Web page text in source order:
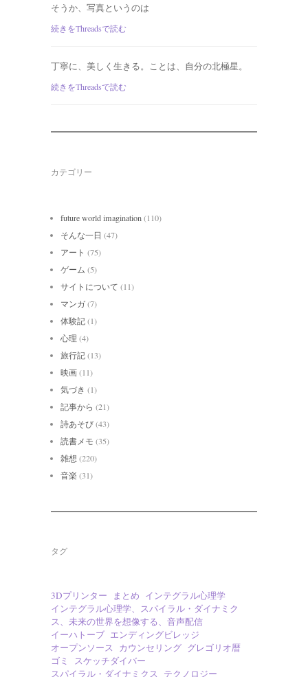
そうか、写真というのは
続きをThreadsで読む
丁寧に、美しく生きる。ことは、自分の北極星。
続きをThreadsで読む
カテゴリー
future world imagination(110)
そんな一日 (47)
アート (75)
ゲーム (5)
サイトについて (11)
マンガ(7)
体験記(1)
心理 (4)
旅行記(13)
映画(11)
気づき (1)
記事から (21)
詩あそび(43)
読書メモ (35)
雑想 (220)
音楽 (31)
タグ
3Dプリンター まとめ インテグラル心理学
インテグラル心理学、スパイラル・ダイナミク
ス、未来の世界を想像する、音声配信
イーハトーブ エンディングビレッジ
オープンソース
カウンセリング グレゴリオ暦
ゴミ
スケッチダイバー
スパイラル・ダイナミクス
テクノロジー